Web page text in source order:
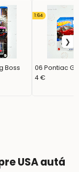
Boss
06 Pontiac
1:64
4 €
USA autá